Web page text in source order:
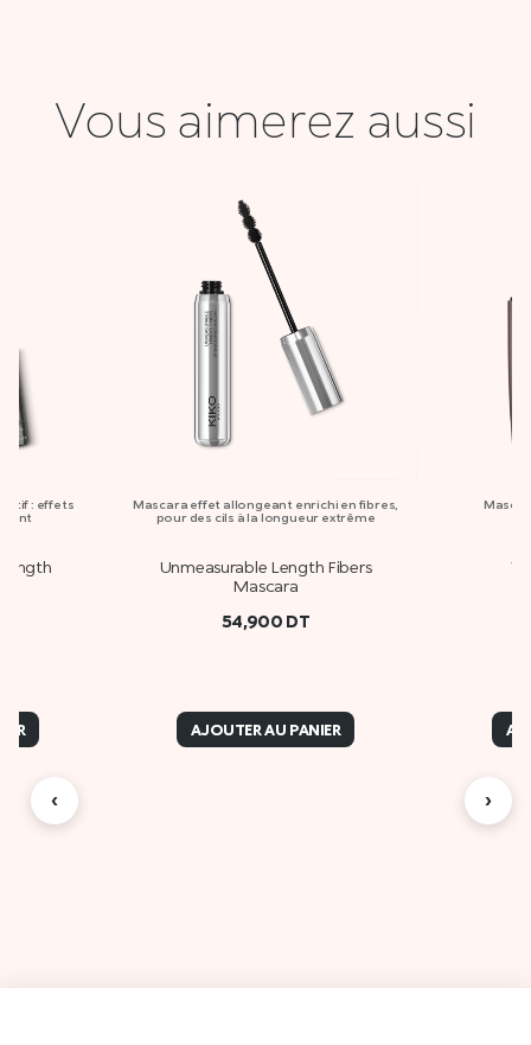
Vous aimerez aussi
: effets
Mascara effet allongeant enrichi en fibres,
pour des cils à la longueur extrême
Unmeasurable Length Fibers
Mascara
54,900 DT
AJOUTER AU PANIER
‹ ›